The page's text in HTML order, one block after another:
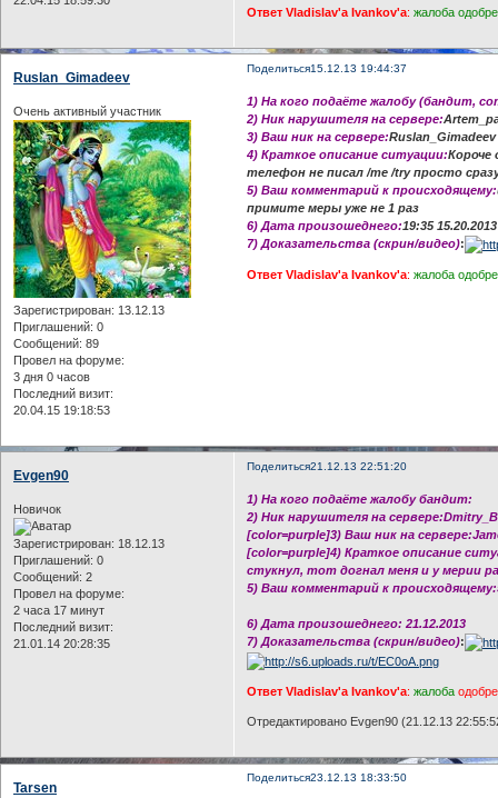
Ответ Vladislav'a Ivankov'a: жалоба
Поделиться15.12.13 19:44:37
Ruslan_Gimadeev
Очень активный участник
Зарегистрирован: 13.12.13
Приглашений: 0
Сообщений: 89
Провел на форуме:
3 дня 0 часов
Последний визит:
20.04.15 19:18:53
1) На кого подаёте жалобу (бандит,
2) Ник нарушителя на сервере:
3) Ваш ник на сервере:Ruslan_Gimadeev
4) Краткое описание ситуации:Короче
телефон не писал /me /try просто
5) Ваш комментарий к происходящему:
примите меры уже не 1 раз
6) Дата произошеднего:19:35
7) Доказательства (скрин/видео):
Ответ Vladislav'a Ivankov'a: жалоба
Поделиться21.12.13 22:51:20
Evgen90
Новичок
Зарегистрирован: 18.12.13
Приглашений: 0
Сообщений: 2
Провел на форуме:
2 часа 17 минут
Последний визит:
21.01.14 20:28:35
1) На кого подаёте жалобу бандит:
2) Ник нарушителя на
[color=purple]3) Ваш ник на
[color=purple]4) Краткое описание
стукнул, тот догнал меня и у мерии
5) Ваш комментарий к
6) Дата произошеднего: 21.12.2013
7) Доказательства (скрин/видео):
Ответ Vladislav'a Ivankov'a: жалоба
Отредактировано Evgen90 (21.12.13
Поделиться23.12.13 18:33:50
Tarsen